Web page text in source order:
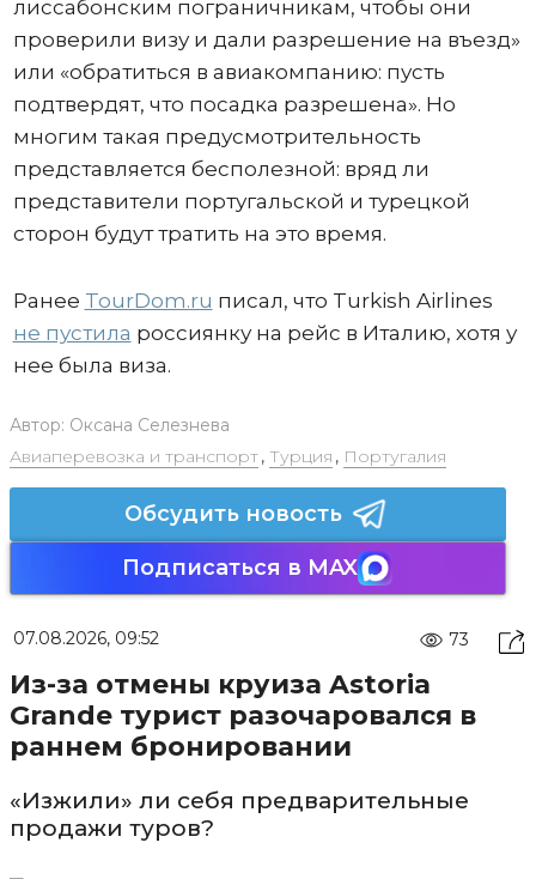
лиссабонским пограничникам, чтобы они
проверили визу и дали разрешение на въезд»
или «обратиться в авиакомпанию: пусть
подтвердят, что посадка разрешена». Но
многим такая предусмотрительность
представляется бесполезной: вряд ли
представители португальской и турецкой
сторон будут тратить на это время.
Ранее TourDom.ru писал, что Turkish Airlines
не пустила россиянку на рейс в Италию, хотя у
нее была виза.
Автор: Оксана Селезнева
Авиаперевозка и транспорт, Турция , Португалия
Обсудить новость
Подписаться в MAX
07.08.2026, 09:52 73
Из-за отмены круиза Astoria
Grande турист разочаровался в
раннем бронировании
«Изжили» ли себя предварительные
продажи туров?